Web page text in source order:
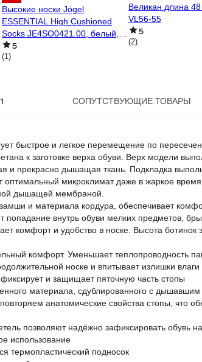
Высокие носки Jögel
ESSENTIAL High Cushioned
Socks JE4SO0421.00, белый, 2
пары УТ-00020749
5
(1)
Великан длина
VL56-55
5
(2)
1 СОПУТСТВУЮЩИЕ ТОВАРЫ
быстрое и легкое перемещение по
к заготовке верха обуви. Верх модели
и прекрасно дышащая ткань. Подкладка
микроклимат даже в жаркое
дышащей мембраной.
и материала кордура, обеспечивает
внутрь обуви мелких предметов,
комфорт и удобство в носке. Высота ботинок
комфорт. Уменьшает теплопроводность
носке и впитывает излишки влаги
и защищает пяточную часть стопы
материала, сдублированного с дышавшим
анатомические свойства стопы, что
позволяют надёжно зафиксировать обувь
использование
термопластический подносок